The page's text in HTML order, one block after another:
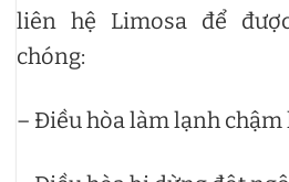
liên hệ Limosa để
chóng:
– Điều hòa làm lạnh